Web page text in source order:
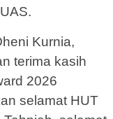
Kurnia,
terima kasih
2026
selamat HUT